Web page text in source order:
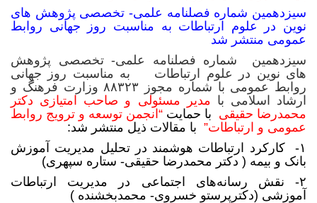
سیزدهمین شماره فصلنامه علمی- تخصصی پژوهش های
نوین در علوم ارتباطات به مناسبت روز جهانی روابط
عمومی منتشر شد
سیزدهمین شماره فصلنامه علمی- تخصصی پژوهش
های نوین در علوم ارتباطات به مناسبت روز جهانی
روابط عمومی با شماره مجوز ۸۸۳۲۳ وزارت فرهنگ و
ارشاد اسلامی با مدیر مسئولی و صاحب امتیازی دکتر
محمدرضا حقیقی با حمایت “انجمن توسعه و ترویج روابط
عمومی و ارتباطات” با مقالات ذیل منتشر شد:
۱-
کارکرد ارتباطات هوشمند در تحلیل مدیریت آموزش
بانک و بیمه ( دکتر محمدرضا حقیقی- ستاره سپهری)
۲-
نقش رسانه‌های اجتماعی در مدیریت ارتباطات
آموزشی (دکترپرستو خسروی- محمدبخشنده )